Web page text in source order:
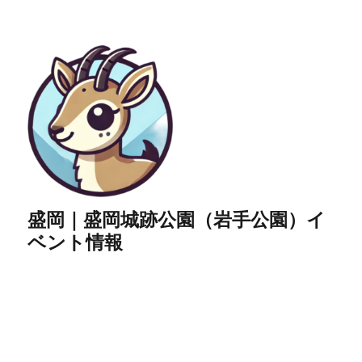
盛岡｜盛岡城跡公園（岩手公園）イ
ベント情報